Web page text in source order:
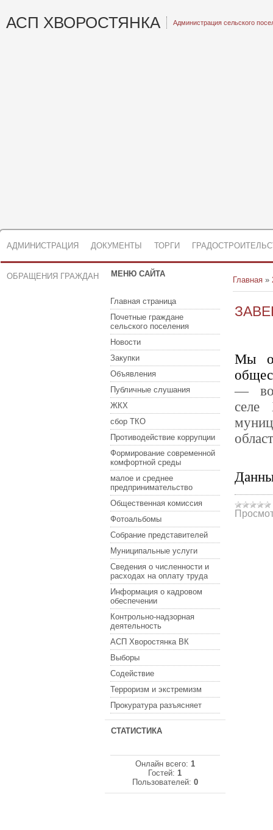
АСП ХВОРОСТЯНКА Администрация сельского
АДМИНИСТРАЦИЯ ДОКУМЕНТЫ ТОРГИ
ОБРАЩЕНИЯ ГРАЖДАН МЕНЮ САЙТА
Главная страница
Почетные граждане
сельского поселения
Новости
Закупки
Объявления
Публичные слушания
ЖКХ
сбор ТКО
Противодействие коррупции
Формирование современной
комфортной среды
малое и среднее
предпринимательство
Общественная комиссия
Фотоальбомы
Собрание представителей
Муниципальные услуги
Сведения о численности и
расходах на оплату труда
Информация о кадровом
обеспечении
Контрольно-надзорная
деятельность
АСП Хворостянка ВК
Выборы
Содействие
Терроризм и экстремизм
Прокуратура разъясняет
СТАТИСТИКА
Онлайн всего: 1
Гостей:1
Пользователей: 0
Главная »
Мы
—
селе